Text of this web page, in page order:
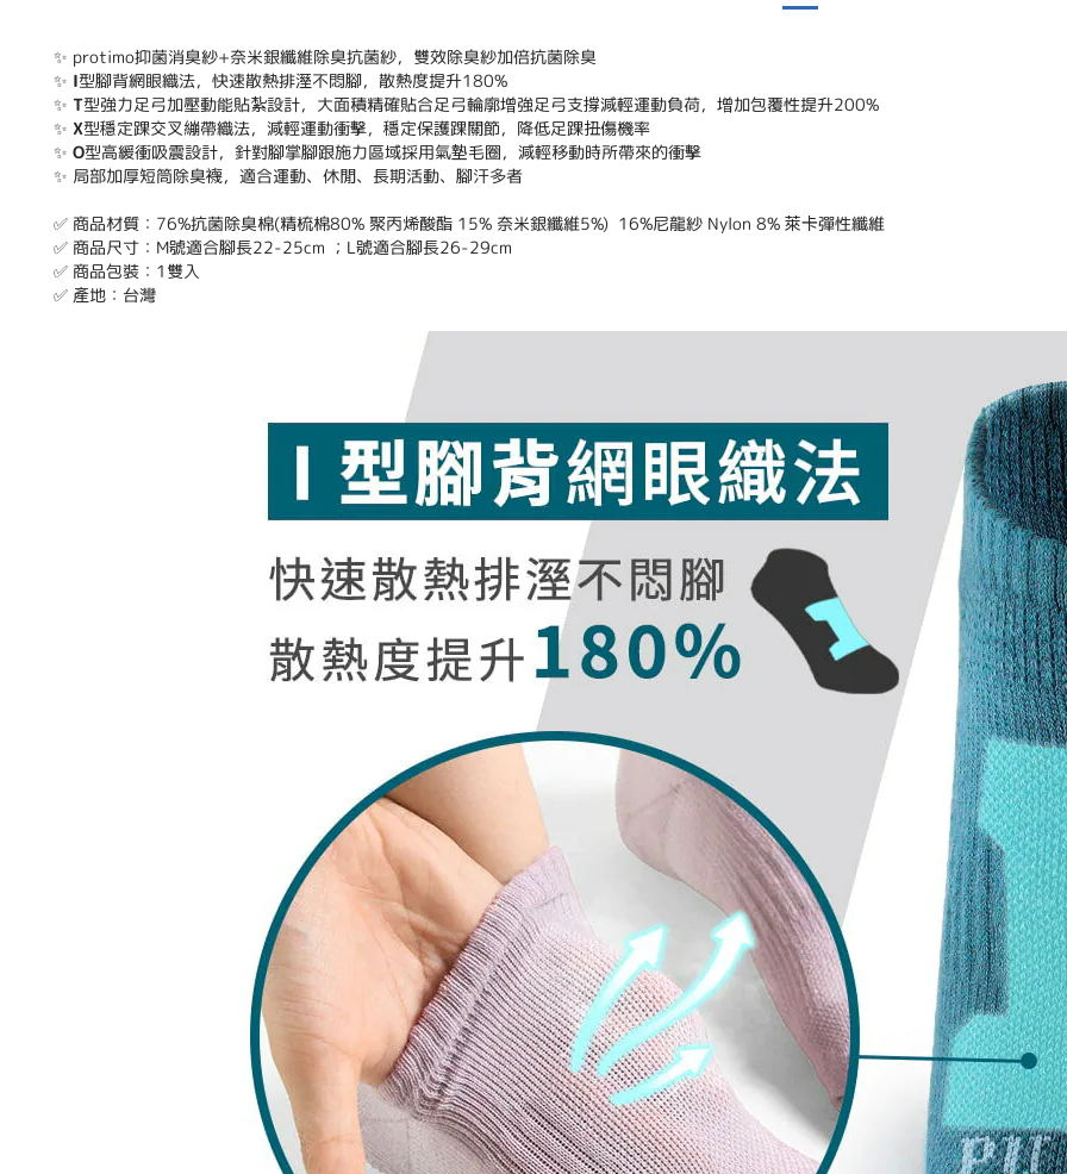
✨ protimo抑菌消臭紗+奈米銀纖維除臭抗菌紗，雙效除臭紗加倍抗菌除臭
✨ I型腳背網眼織法，快速散熱排溼不悶腳，散熱度提升180%
✨ T型強力足弓加壓動能貼紮設計，大面積精確貼合足弓輪廓增強足弓支撐減輕運動負荷，增加包覆性提升200%
✨ X型穩定踝交叉繃帶織法，減輕運動衝擊，穩定保護踝關節，降低足踝扭傷機率
✨ O型高緩衝吸震設計，針對腳掌腳跟施力區域採用氣墊毛圈，減輕移動時所帶來的衝擊
✨ 局部加厚短筒除臭襪，適合運動、休閒、長期活動、腳汗多者
✅ 商品材質：76%抗菌除臭棉(精梳棉80% 聚丙烯酸酯 15% 奈米銀纖維5%) 16%尼龍紗 Nylon 8% 萊卡彈性纖維
✅ 商品尺寸：M號適合腳長22-25cm ；L號適合腳長26-29cm
✅ 商品包裝：1雙入
✅ 產地：台灣